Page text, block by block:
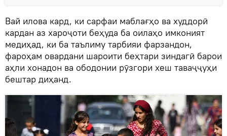
Вай илова кард, ки сарфаи маблағҳо ва худдорӣ
кардан аз хароҷоти беҳуда ба оилаҳо имконият
медиҳад, ки ба таълиму тарбияи фарзандон,
фароҳам овардани шароити беҳтари зиндагӣ барои
аҳли хонадон ва ободонии рӯзгори хеш таваҷҷуҳи
бештар диҳанд.